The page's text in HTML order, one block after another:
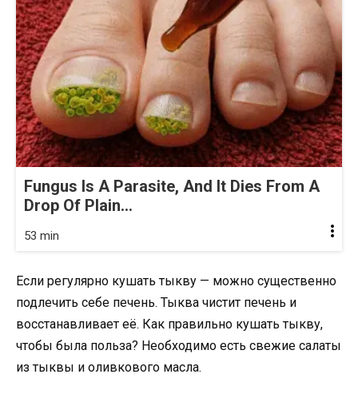
Fungus Is A Parasite, And It Dies From A
Drop Of Plain...
53 min
Если регулярно кушать тыкву — можно существенно
подлечить себе печень. Тыква чистит печень и
восстанавливает её. Как правильно кушать тыкву,
чтобы была польза? Необходимо есть свежие салаты
из тыквы и оливкового масла.